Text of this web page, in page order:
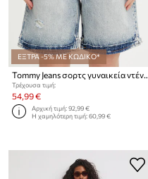
ΕΞΤΡΑ -5% ΜΕ ΚΩΔΙΚΟ*
Τρέχουσα τιμή:
54,99 €
Αρχική τιμή:92,99 €
Η χαμηλότερη τιμή:60,99 €